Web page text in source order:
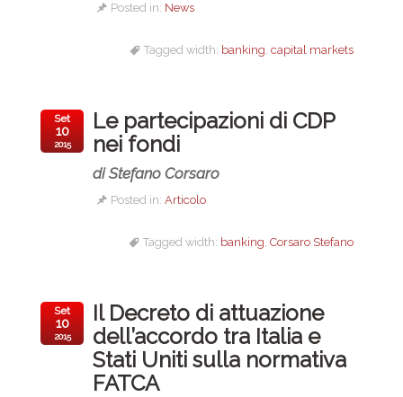
Posted in: News
Tagged width: banking, capital markets
Le partecipazioni di CDP
nei fondi
di Stefano Corsaro
Posted in: Articolo
Set
10
2015
Tagged width: banking, Corsaro Stefano
Il Decreto di attuazione
dell’accordo tra Italia e
Stati Uniti sulla normativa
FATCA
Set
10
2015